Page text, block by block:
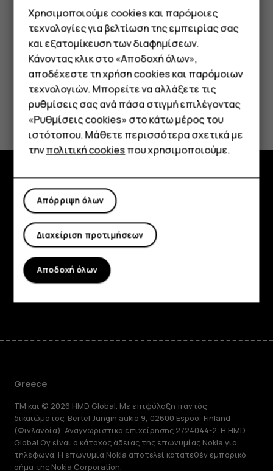
Smartphone
Τηλέφωνα απλής χρήσης
Tablet
σύρετε το ρυθμιστικό στο κάτω άκρο της οθόνης προς
τα δεξιά ή τα αριστερά.
Το βρήκατε χρήσιμο;
Ναι Όχι
Εξερευνήστε
Πληροφορίες
Planet and people
Υποστήριξη
Greece
TM και © 2026 HMD Global. Με επιφύλαξη παντός
δικαιώματος. Bertel Jungin aukio 9, 02600 Espoo, Finland
(Φινλανδία). Αναγνωριστικό επιχείρησης 2724044-2. Η HMD
Global Oy είναι ο κάτοχος άδειας της επωνυμίας Nokia για
τηλέφωνα. Η επωνυμία Nokia αποτελεί κατατεθέν εμπορικό
σήμα της Nokia Corporation.
Χρησιμοποιούμε cookies και παρόμοιες
τεχνολογίες για βελτίωση της εμπειρίας σας
και εξατομίκευση των διαφημίσεων.
Κάνοντας κλικ στο «Αποδοχή όλων»,
αποδέχεστε τη χρήση cookies και παρόμοιων
τεχνολογιών. Μπορείτε να αλλάξετε τις
ρυθμίσεις σας ανά πάσα στιγμή επιλέγοντας
«Ρυθμίσεις cookies» στο κάτω μέρος του
ιστότοπου. Μάθετε περισσότερα σχετικά με
τηνπολιτική cookiesπου χρησιμοποιούμε.
Απόρριψη όλων
Διαχείριση προτιμήσεων
Αποδοχή όλων